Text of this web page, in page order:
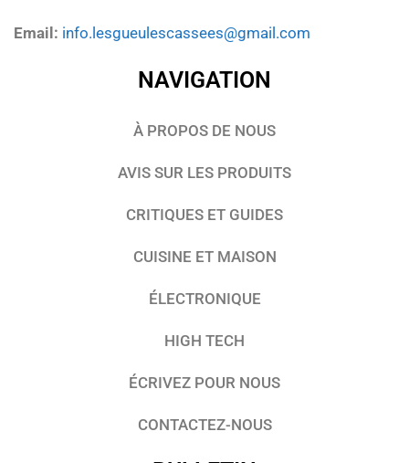
Email: info.lesgueulescassees@gmail.com
NAVIGATION
À PROPOS DE NOUS
AVIS SUR LES PRODUITS
CRITIQUES ET GUIDES
CUISINE ET MAISON
ÉLECTRONIQUE
HIGH TECH
ÉCRIVEZ POUR NOUS
CONTACTEZ-NOUS